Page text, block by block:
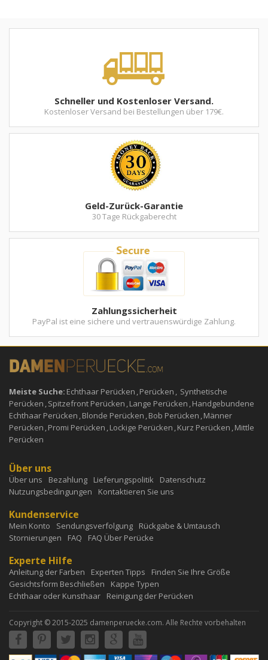
Schneller und Kostenloser Versand.
Kostenloser Versand bei Bestellungen über 179€.
Geld-Zurück-Garantie
30 Tage Rückgaberecht
Zahlungssicherheit
PayPal ist eine sichere und vertrauenswürdige Zahlung.
Meiste Suche: Echthaar Perücken ,Perücken , Synthetische
Perücken ,Spitzefront Perücken ,Lange Perücken ,Handgebundene
Echthaar Perücken ,Blonde Perücken ,Bob Perücken ,Männer
Perücken ,Promi Perücken ,Lockige Perücken ,Kurz Perücken ,Mittle
Perücken
Über uns
Über uns Bezahlung Lieferungspolitik
Datenschutz
Nutzungsbedingungen
Kontaktieren Sie uns
Kundenservice
Mein Konto Sendungsverfolgung
Rückgabe & Umtausch
Stornierungen
FAQ FAQ Über Perücke
Experte Hilfe
Anleitung der Farben Experten Tipps
Finden Sie Ihre Größe
Gesichtsform Beschließen
Kappe Typen
Echthaar oder Kunsthaar
Reinigung der Perücken
Copyright © 2015-2025 damenperuecke.com. Alle Rechte vorbehalten